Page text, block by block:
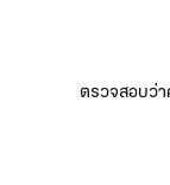
ตรวจสอบว่